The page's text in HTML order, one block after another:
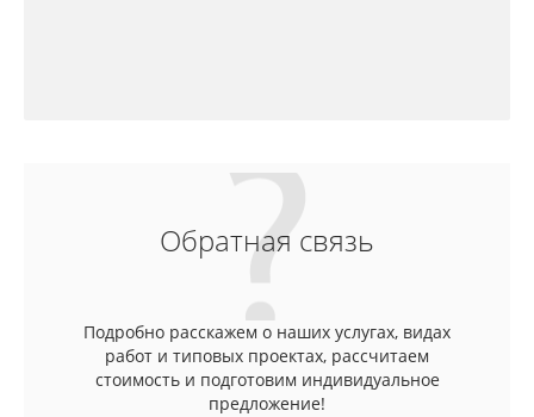
Обратная связь
Подробно расскажем о наших услугах, видах
работ и типовых проектах, рассчитаем
стоимость и подготовим индивидуальное
предложение!